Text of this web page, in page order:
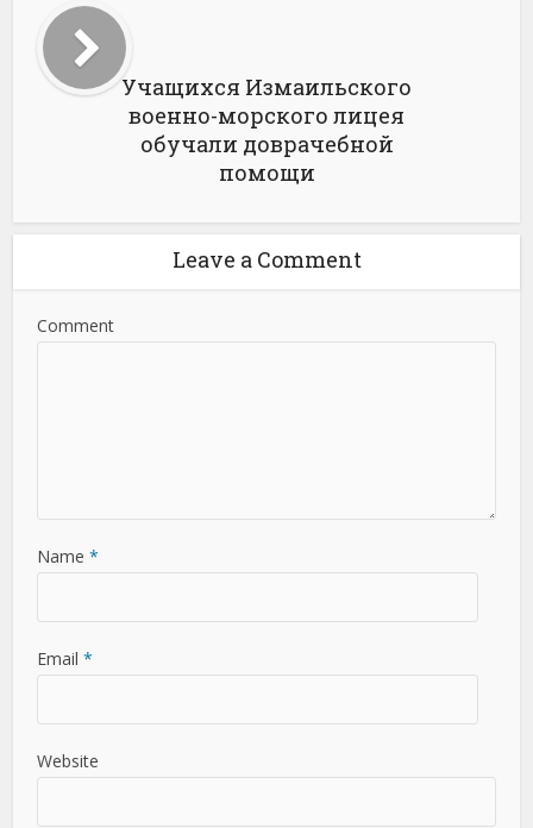
Учащихся Измаильского
военно-морского лицея
обучали доврачебной
помощи
Leave a Comment
Comment
Name *
Email *
Website